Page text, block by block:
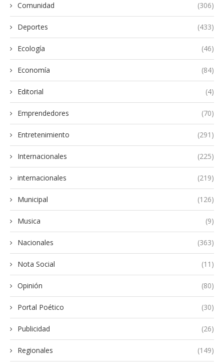
Comunidad (306)
Deportes (433)
Ecología (46)
Economía (84)
Editorial (4)
Emprendedores (70)
Entretenimiento (291)
Internacionales (225)
internacionales (219)
Municipal (126)
Musica (9)
Nacionales (363)
Nota Social (11)
Opinión (80)
Portal Poético (30)
Publicidad (26)
Regionales (149)